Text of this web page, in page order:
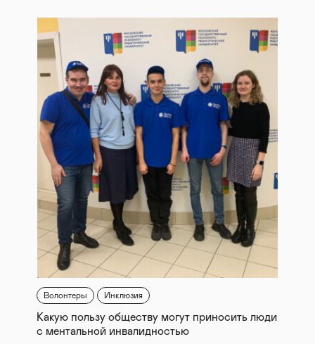
Волонтеры Инклюзия
Какую пользу обществу могут приносить люди
с ментальной инвалидностью